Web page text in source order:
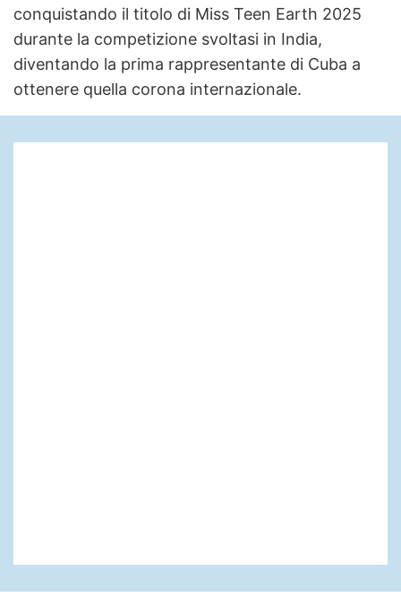
conquistando il titolo di Miss Teen Earth 2025
durante la competizione svoltasi in India,
diventando la prima rappresentante di Cuba a
ottenere quella corona internazionale.